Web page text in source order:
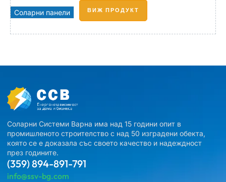
Соларни панели ВИЖ ПРОДУКТ
Соларни Системи Варна има над 15 години опит в
промишленото строителство с над 50 изградени обекта,
която се е доказала със своето качество и надеждност
през годините.
(359) 894-891-791
info@ssv-bg.com